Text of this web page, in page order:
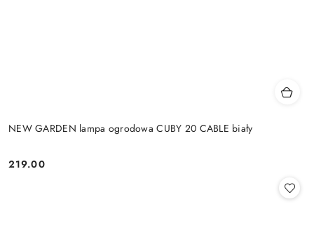
NEW GARDEN lampa ogrodowa CUBY 20 CABLE biały
Cena:
219.00